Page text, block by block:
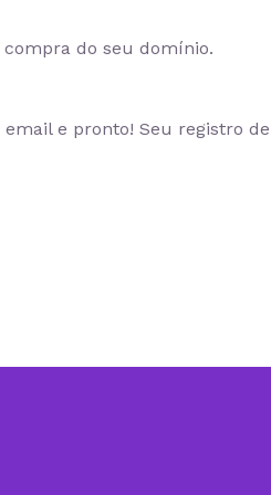
do seu domínio.
e pronto! Seu registro